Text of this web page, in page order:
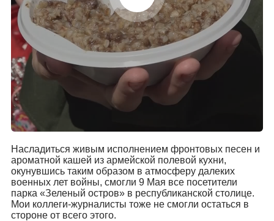
Насладиться живым исполнением фронтовых песен и
ароматной кашей из армейской полевой кухни,
окунувшись таким образом в атмосферу далеких
военных лет войны, смогли 9 Мая все посетители
парка «Зеленый остров» в республиканской столице.
Мои коллеги-журналисты тоже не смогли остаться в
стороне от всего этого.